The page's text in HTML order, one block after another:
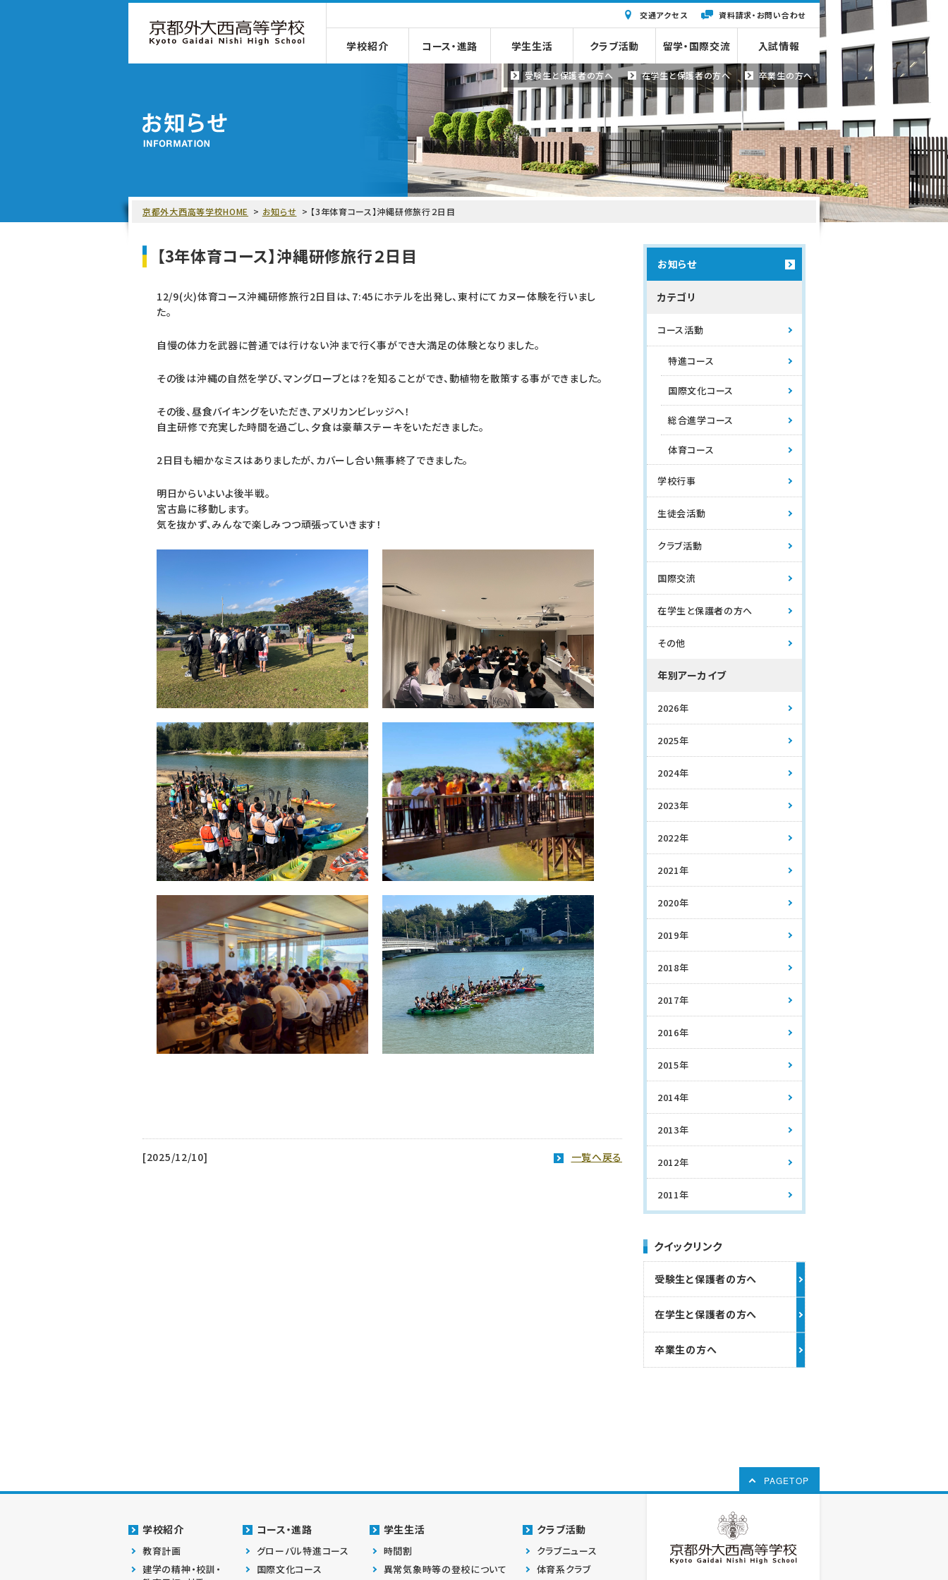
受験生と保護者の方へ 在学生と保護者の方へ 卒業生の方へ
学校紹介 コース・進路 学生生活 クラブ活動 留学・国際交流 入試情報
交通アクセス 資料請求・お問い合わせ
京都外大西高等学校HOME お知らせ 【3年体育コース】沖縄研修旅行２日目
【3年体育コース】沖縄研修旅行２日目
12/9(火)体育コース沖縄研修旅行2日目は、7:45にホテルを出発し、東村にてカヌー体験を行いまし
た。
自慢の体力を武器に普通では行けない沖まで行く事ができ大満足の体験となりました。
その後は沖縄の自然を学び、マングローブとは？を知ることができ、動植物を散策する事ができました。
その後、昼食バイキングをいただき、アメリカンビレッジへ！
自主研修で充実した時間を過ごし、 夕食は豪華ステーキをいただきました。
2日目も細かなミスはありましたが、 カバーし合い無事終了できました。
明日からいよいよ後半戦。
宮古島に移動します。
気を抜かず、みんなで楽しみつつ頑張っていきます！
[2025/12/10] 一覧へ戻る
お知らせ
カテゴリ
コース活動
特進コース
国際文化コース
総合進学コース
体育コース
学校行事
生徒会活動
クラブ活動
国際交流
在学生と保護者の方へ
その他
年別アーカイブ
2026年
2025年
2024年
2023年
2022年
2021年
2020年
2019年
2018年
2017年
2016年
2015年
2014年
2013年
2012年
2011年
クイックリンク
受験生と保護者の方へ
在学生と保護者の方へ
卒業生の方へ
PAGETOP
学校紹介
教育計画
建学の精神・校訓・
コース・進路
グローバル特進コース
国際文化コース
学生生活
時間割
異常気象時等の登校について
クラブ活動
クラブニュース
体育系クラブ